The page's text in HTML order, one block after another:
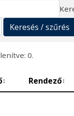
Keresés / szűrés
0.
↕ Rendező↕